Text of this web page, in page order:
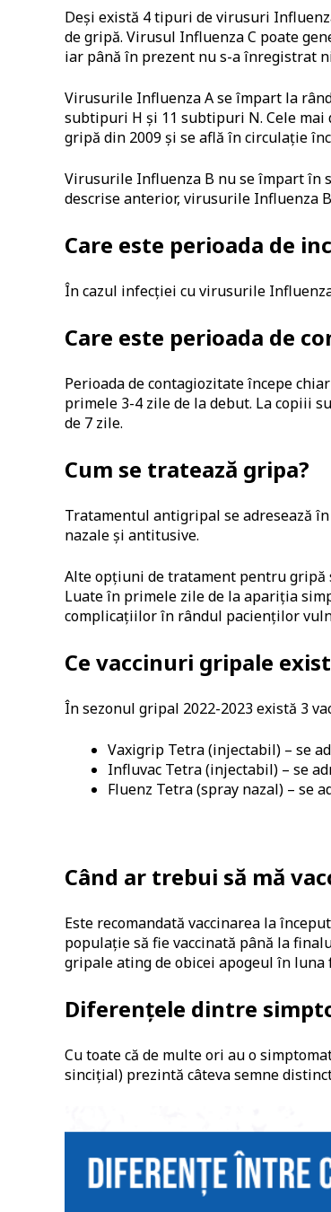
Deși există 4 tipuri de virusuri
de gripă. Virusul Influenza C poate
iar până în prezent nu s-a înregistrat
Virusurile Influenza A se împart la
subtipuri H și 11 subtipuri N. Cele
gripă din 2009 și se află în circulație
Virusurile Influenza B nu se împart în
descrise anterior, virusurile Influenza
Care este perioada de
În cazul infecției cu virusurile
Care este perioada de
Perioada de contagiozitate începe
primele 3-4 zile de la debut. La copiii
de 7 zile.
Cum se tratează gripa?
Tratamentul antigripal se adresează
nazale și antitusive.
Alte opțiuni de tratament pentru gripă
Luate în primele zile de la apariția
complicațiilor în rândul pacienților
Ce vaccinuri gripale
În sezonul gripal 2022-2023 există 3
Vaxigrip Tetra (injectabil) – se
Influvac Tetra (injectabil) – se
Fluenz Tetra (spray nazal) – se
Când ar trebui să mă
Este recomandată vaccinarea la
populație să fie vaccinată până la
gripale ating de obicei apogeul în
Diferențele dintre
Cu toate că de multe ori au o
sincițial) prezintă câteva semne